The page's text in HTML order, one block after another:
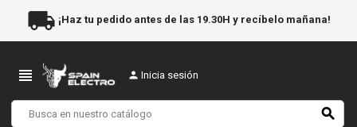
local_shipping ¡Haz tu pedido antes de las 19.30H y recíbelo mañana!
view_headline person Inicia sesión
search